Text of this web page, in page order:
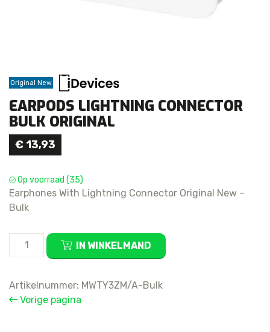
Original New
EARPODS LIGHTNING CONNECTOR
BULK ORIGINAL
€ 13,93
Op voorraad (35)
Earphones With Lightning Connector Original New –
Bulk
Earpods
Lightning
Bulk
Original
IN WINKELMAND
Artikelnummer: MWTY3ZM/A-Bulk
Vorige pagina